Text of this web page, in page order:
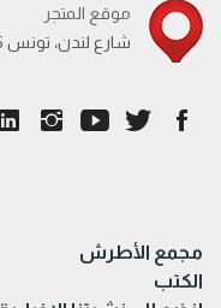
موقع المتجر
95 شارع لندن، تونس
مجمع الأطرش
الكتب